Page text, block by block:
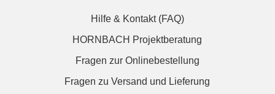
Hilfe & Kontakt (FAQ)
HORNBACH Projektberatung
Fragen zur Onlinebestellung
Fragen zu Versand und Lieferung